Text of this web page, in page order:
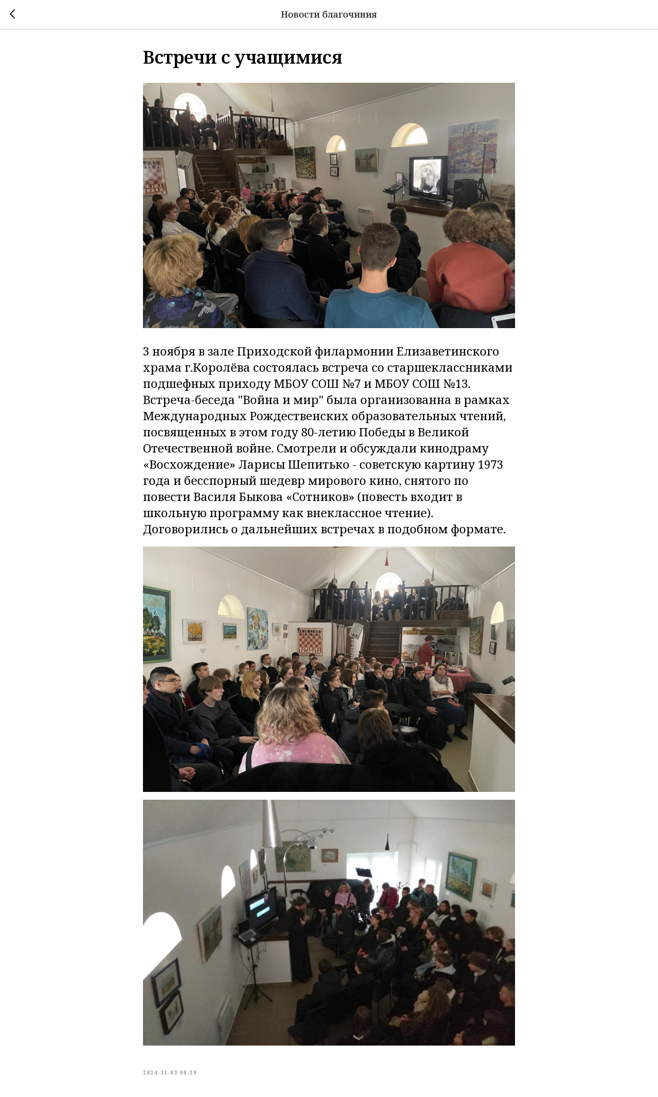
Новости благочиния
Встречи с учащимися
3 ноября в зале Приходской филармонии Елизаветинского
храма г.Королёва состоялась встреча со старшеклассниками
подшефных приходу МБОУ СОШ №7 и МБОУ СОШ №13.
Встреча-беседа "Война и мир" была организованна в рамках
Международных Рождественских образовательных чтений,
посвященных в этом году 80-летию Победы в Великой
Отечественной войне. Смотрели и обсуждали кинодраму
«Восхождение» Ларисы Шепитько - советскую картину 1973
года и бесспорный шедевр мирового кино, снятого по
повести Василя Быкова «Сотников» (повесть входит в
школьную программу как внеклассное чтение).
Договорились о дальнейших встречах в подобном формате.
2024-11-03 08:39